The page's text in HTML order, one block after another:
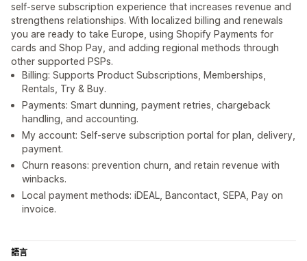
self-serve subscription experience that increases revenue and
strengthens relationships. With localized billing and renewals
you are ready to take Europe, using Shopify Payments for
cards and Shop Pay, and adding regional methods through
other supported PSPs.
Billing: Supports Product Subscriptions, Memberships,
Rentals, Try & Buy.
Payments: Smart dunning, payment retries, chargeback
handling, and accounting.
My account: Self-serve subscription portal for plan, delivery,
payment.
Churn reasons: prevention churn, and retain revenue with
winbacks.
Local payment methods: iDEAL, Bancontact, SEPA, Pay on
invoice.
語言